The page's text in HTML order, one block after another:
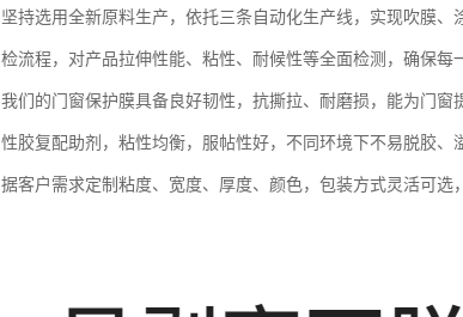
坚持选用全新原料生产，依托三条自动化生产线，实现吹膜
检流程，对产品拉伸性能、粘性、耐候性等全面检测，确保每
我们的门窗保护膜具备良好韧性，抗撕拉、耐磨损，能为门
性胶复配助剂，粘性均衡，服帖性好，不同环境下不易脱胶
据客户需求定制粘度、宽度、厚度、颜色，包装方式灵活可选